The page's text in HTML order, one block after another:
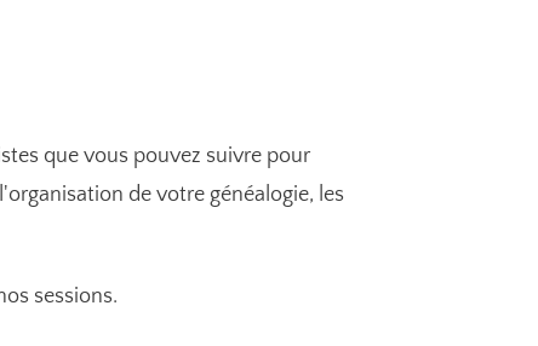
que vous pouvez suivre pour
de votre généalogie, les
sessions.